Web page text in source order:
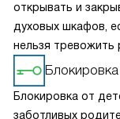
открывать и
духовых шкафов,
нельзя тревожить
необходима для
погасить огонь,
Блокировка от
заботливых